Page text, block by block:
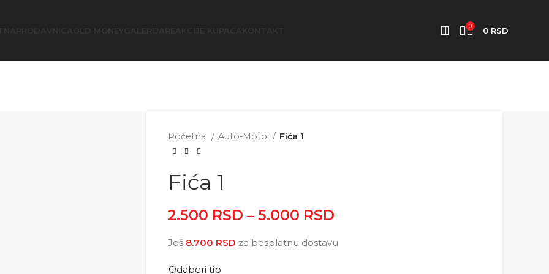
0 0 RSD
Početna Auto-Moto Fića 1
Fića 1
2.500 RSD – 5.000 RSD
Još 8.700 RSD za besplatnu dostavu
Odaberi tip